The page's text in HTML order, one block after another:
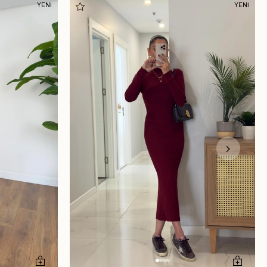
YENİ YENİ